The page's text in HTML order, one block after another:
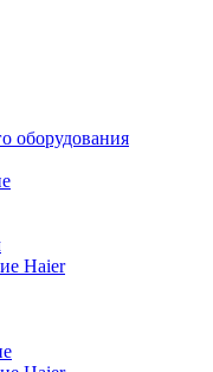
оборудования
Haier